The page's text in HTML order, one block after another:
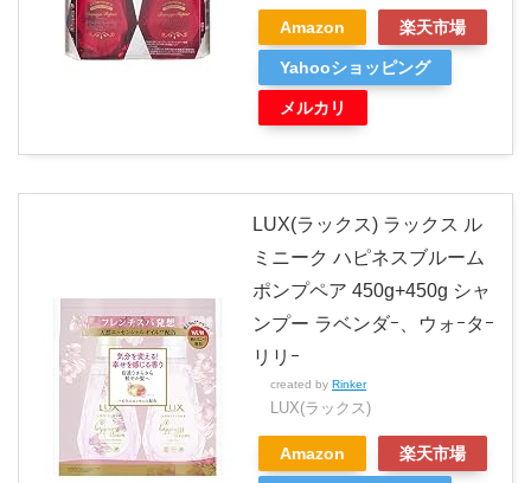
Amazon 楽天市場
Yahooショッピング
メルカリ
LUX(ラックス) ラックス ル
ミニーク ハピネスブルーム
ポンプペア 450g+450g シャ
ンプー ラベンダｰ、ウォｰタｰ
リリｰ
created by Rinker
LUX(ラックス)
Amazon 楽天市場